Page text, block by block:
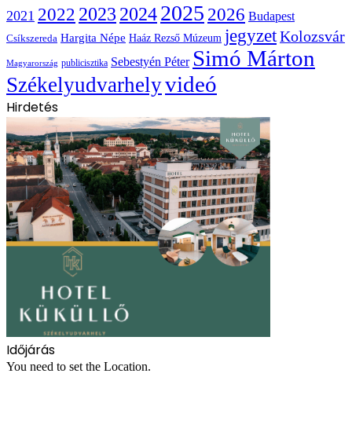
2021 2022 2023 20242025 2026 Budapest
Csíkszereda Hargita Népe Haáz Rezső Múzeum jegyzetKolozsvár
Magyarország publicisztika Sebestyén Péter Simó Márton
Székelyudvarhelyvideó
Hirdetés
Időjárás
You need to set the Location.